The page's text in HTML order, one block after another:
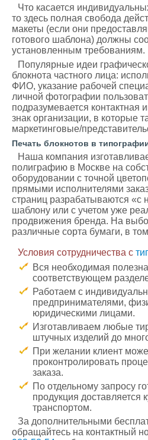
Что касается
то здесь полная свобода
макеты (если они
готового шаблона) должны
установленным требованиям.
Популярные идеи
блокнота частного лица:
ФИО, указание рабочей
личной фотографии
подразумевается
знак организации, в которые
маркетинговые/
Печать блокнотов в
Наша компания
полиграфию в Москве на
оборудовании с точной
прямыми исполнителями
страниц разрабатываются «с
шаблону или с учетом уже
продвижения бренда. На
различные сорта бумаги, в
Условия сотрудничества с
Вся необходимая
соответствующем
Работаем с
предпринимателями,
юридическими лицами.
Изготавливаем любые
штучных изделий до
При желании клиент
проконтролировать
заказа.
По отдельному запросу
продукция доставляется
транспортом.
За дополнительными
обращайтесь на контактный